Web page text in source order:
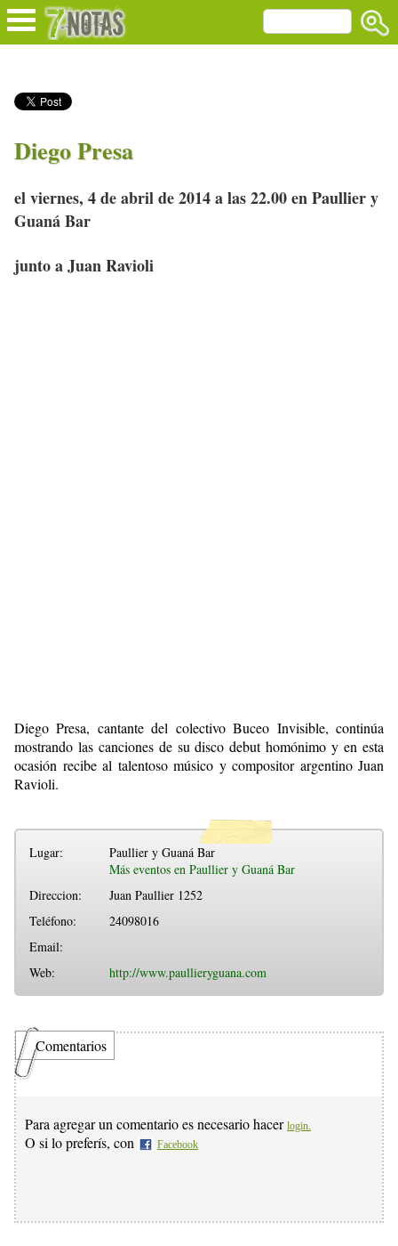
Diego Presa
el viernes, 4 de abril de 2014 a las 22.00 en Paullier y
Guaná Bar
junto a Juan Ravioli
Diego Presa, cantante del colectivo Buceo Invisible, continúa
mostrando las canciones de su disco debut homónimo y en esta
ocasión recibe al talentoso músico y compositor argentino Juan
Ravioli.
Lugar:
Paullier y Guaná Bar
Más eventos en Paullier y Guaná Bar
Direccion:
Juan Paullier 1252
Teléfono:
24098016
Email:
Web:
http://www.paullieryguana.com
Comentarios
Para agregar un comentario es necesario hacer login.
O si lo preferís, con Facebook